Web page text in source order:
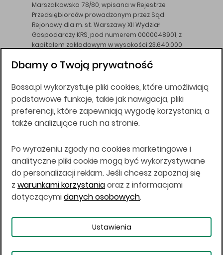
Marszałkowska 78/80, wpisana w Rejestrze
Przedsiębiorców prowadzonym przez Sąd
Rejonowy dla m. st. Warszawy XII Wydział
Gospodarczy KRS, pod numerem 0000048901, z
kapitałem zakładowym w wysokości 23.640.000
DM BOŚ działa na podstawie zezwolenia KNF z dnia
Wszelkie informacje na niniejszej stronie w tym
informacje o produktach inwestycyjnych nie są
kierowane do osób mających miejsce
zamieszkania lub pobytu w Stanach
Japonii, ani w dowolnej innej jurysdykcji, w której
taki materiał byłby sprzeczny z prawem lub w
których zgodne z prawem nabycie produktów
inwestycyjnych nie jest możliwe lub w której nie
jest możliwe złożenie oferty. Prawa obowiązujące
w danej jurysdykcji określają, czy jest możliwe
nabycie poszczególnych produktów
Copyright © 2026 BOŚ | BOSSA.PL
Dbamy o Twoją prywatność
Bossa.pl wykorzystuje pliki cookies, które umożliwiają
podstawowe funkcje, takie jak nawigacja, pliki
preferencji, które zapewniają wygodę korzystania, a
także analizujące ruch na stronie.
Po wyrażeniu zgody na cookies marketingowe i
analityczne pliki cookie mogą być wykorzystywane
do personalizacji reklam. Jeśli chcesz zapoznaj się
z warunkami korzystaniaoraz z informacjami
dotyczącymidanych osobowych.
Ustawienia